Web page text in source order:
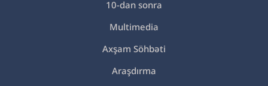
10-dan sonra
Multimedia
Axşam Söhbəti
Araşdırma